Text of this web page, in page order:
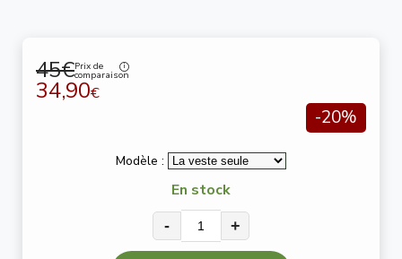
45€Prix de
comparaison
34,90€
-20%
Modèle :
En stock
- +